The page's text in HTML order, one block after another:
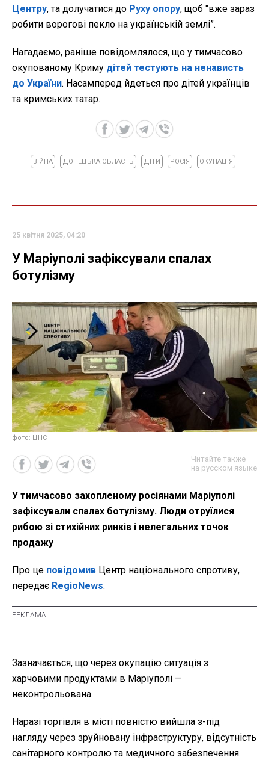
Центру, та долучатися до Руху опору, щоб "вже зараз
робити ворогові пекло на українській землі”.
Нагадаємо, раніше повідомлялося, що у тимчасово
окупованому Криму дітей тестують на ненависть
до України. Насамперед йдеться про дітей українців
та кримських татар.
ВІЙНА ДОНЕЦЬКА ОБЛАСТЬ ДІТИ РОСІЯ ОКУПАЦІЯ
25 квітня 2025, 04:20
У Маріуполі зафіксували спалах
ботулізму
фото: ЦНС
Читайте также
на русском языке
У тимчасово захопленому росіянами Маріуполі
зафіксували спалах ботулізму. Люди отруїлися
рибою зі стихійних ринків і нелегальних точок
продажу
Про це повідомив Центр національного спротиву,
передає RegioNews.
Зазначається, що через окупацію ситуація з
харчовими продуктами в Маріуполі —
неконтрольована.
Наразі торгівля в місті повністю вийшла з-під
нагляду через зруйновану інфраструктуру, відсутність
санітарного контролю та медичного забезпечення.